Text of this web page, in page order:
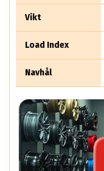
Vikt
Load Index
Navhål